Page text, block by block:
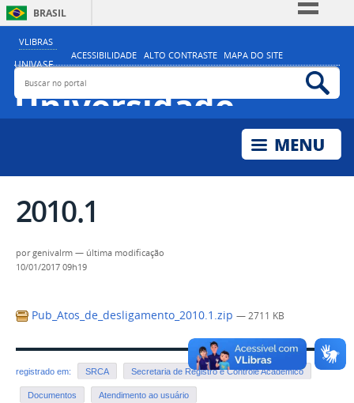
BRASIL
Comunica BR
Legislação
VLIBRAS
ACESSIBILIDADE ALTO CONTRASTE MAPA DO SITE
UNIVASF
Universidade
Federal do Vale do
São Francisco
MINISTÉRIO DA EDUCAÇÃO
Buscar no portal
2010.1
porgenivalrm — última modificação
10/01/2017 09h19
Pub_Atos_de_desligamento_2010.1.zip — 2711 KB
registrado em: SRCA Secretaria de Registro e Controle Acadêmico
Documentos Atendimento ao usuário